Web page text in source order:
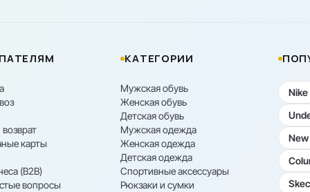
карты
(B2B)
вопросы
КАТЕГОРИИ
Мужская обувь
Женская обувь
Детская обувь
Мужская одежда
Женская одежда
Детская одежда
Спортивные аксессуары
Рюкзаки и сумки
Nike